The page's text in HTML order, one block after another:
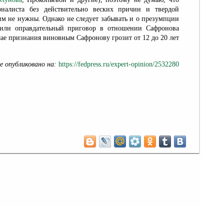
без действительно веских причин и твердой
не нужны. Однако не следует забывать и о презумпции
оправдательный приговор в отношении Сафронова
признания виновным Сафронову грозит от 12 до 20 лет
опубликовано на: https://fedpress.ru/expert-opinion/2532280